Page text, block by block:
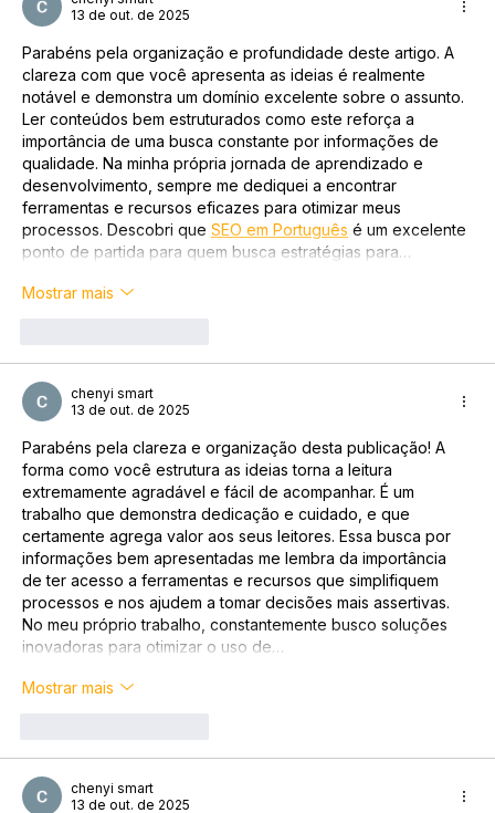
13 de out. de 2025
Parabéns pela organização e profundidade deste artigo. A
clareza com que você apresenta as ideias é realmente
notável e demonstra um domínio excelente sobre o assunto.
Ler conteúdos bem estruturados como este reforça a
importância de uma busca constante por informações de
qualidade. Na minha própria jornada de aprendizado e
desenvolvimento, sempre me dediquei a encontrar
ferramentas e recursos eficazes para otimizar meus
processos. Descobri que SEO em Português é um excelente
ponto de partida para quem busca estratégias para…
Mostrar mais
chenyi smart
13 de out. de 2025
Parabéns pela clareza e organização desta publicação! A
forma como você estrutura as ideias torna a leitura
extremamente agradável e fácil de acompanhar. É um
trabalho que demonstra dedicação e cuidado, e que
certamente agrega valor aos seus leitores. Essa busca por
informações bem apresentadas me lembra da importância
de ter acesso a ferramentas e recursos que simplifiquem
processos e nos ajudem a tomar decisões mais assertivas.
No meu próprio trabalho, constantemente busco soluções
inovadoras para otimizar o uso de…
Mostrar mais
chenyi smart
13 de out. de 2025